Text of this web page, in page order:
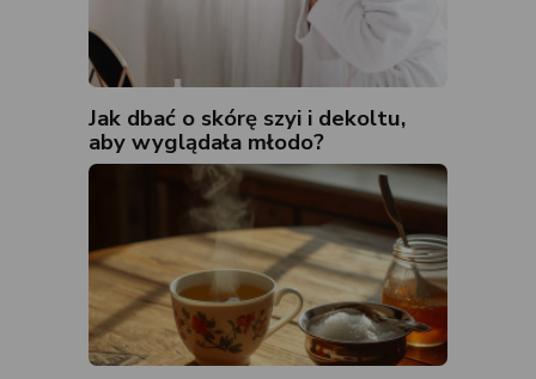
Jak dbać o skórę szyi i dekoltu,
aby wyglądała młodo?